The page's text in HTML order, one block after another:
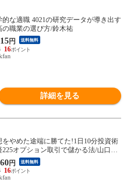
的な適職 4021の研究データが導き出す
の職業の選び方/鈴木祐
円 送料無料
16
詳細を見る
をやめた途端に勝てた!1日10分投資術
225オプション取引で儲かる法/山口一
円 送料無料
16